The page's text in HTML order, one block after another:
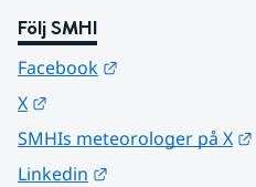
Följ SMHI
Facebook
X
SMHIs meteorologer på X
Linkedin